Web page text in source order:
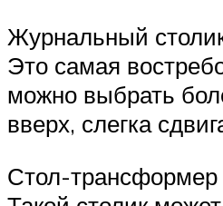
Журнальный
Это самая
можно выбрать
вверх, слегка
Стол-